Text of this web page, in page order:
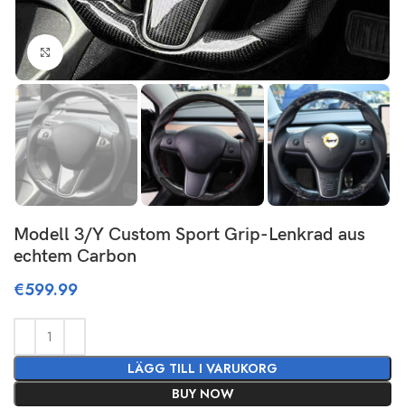
Click to enlarge
Modell 3/Y Custom Sport Grip-Lenkrad aus
echtem Carbon
€599.99
LÄGG TILL I VARUKORG
BUY NOW